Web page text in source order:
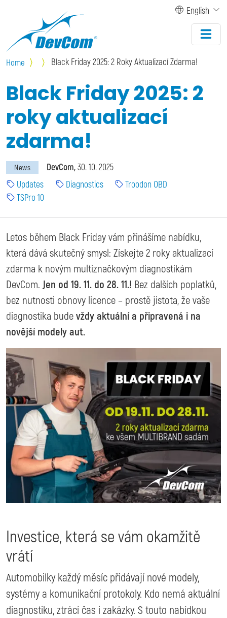
English
Home Black Friday 2025: 2 Roky Aktualizací Zdarma!
Black Friday 2025: 2
roky aktualizací
zdarma!
News DevCom 30. 10. 2025
Updates
Diagnostics
Troodon OBD
TSPro 10
Letos během Black Friday vám přinášíme nabídku,
která dává skutečný smysl: Získejte 2 roky aktualizací
zdarma k novým multiznačkovým diagnostikám
DevCom. Jen od 19. 11. do 28. 11.! Bez dalších poplatků,
bez nutnosti obnovy licence – prostě jistota, že vaše
diagnostika budevždy aktuální a připravená i na
novější modely aut.
Image
Investice, která se vám okamžitě
vrátí
Automobilky každý měsíc přidávají nové modely,
systémy a komunikační protokoly. Kdo nemá aktuální
diagnostiku, ztrácí čas i zakázky. S touto nabídkou